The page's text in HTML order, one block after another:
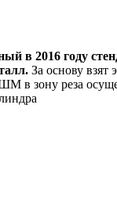
в 2016 году
За основу взят
в зону реза